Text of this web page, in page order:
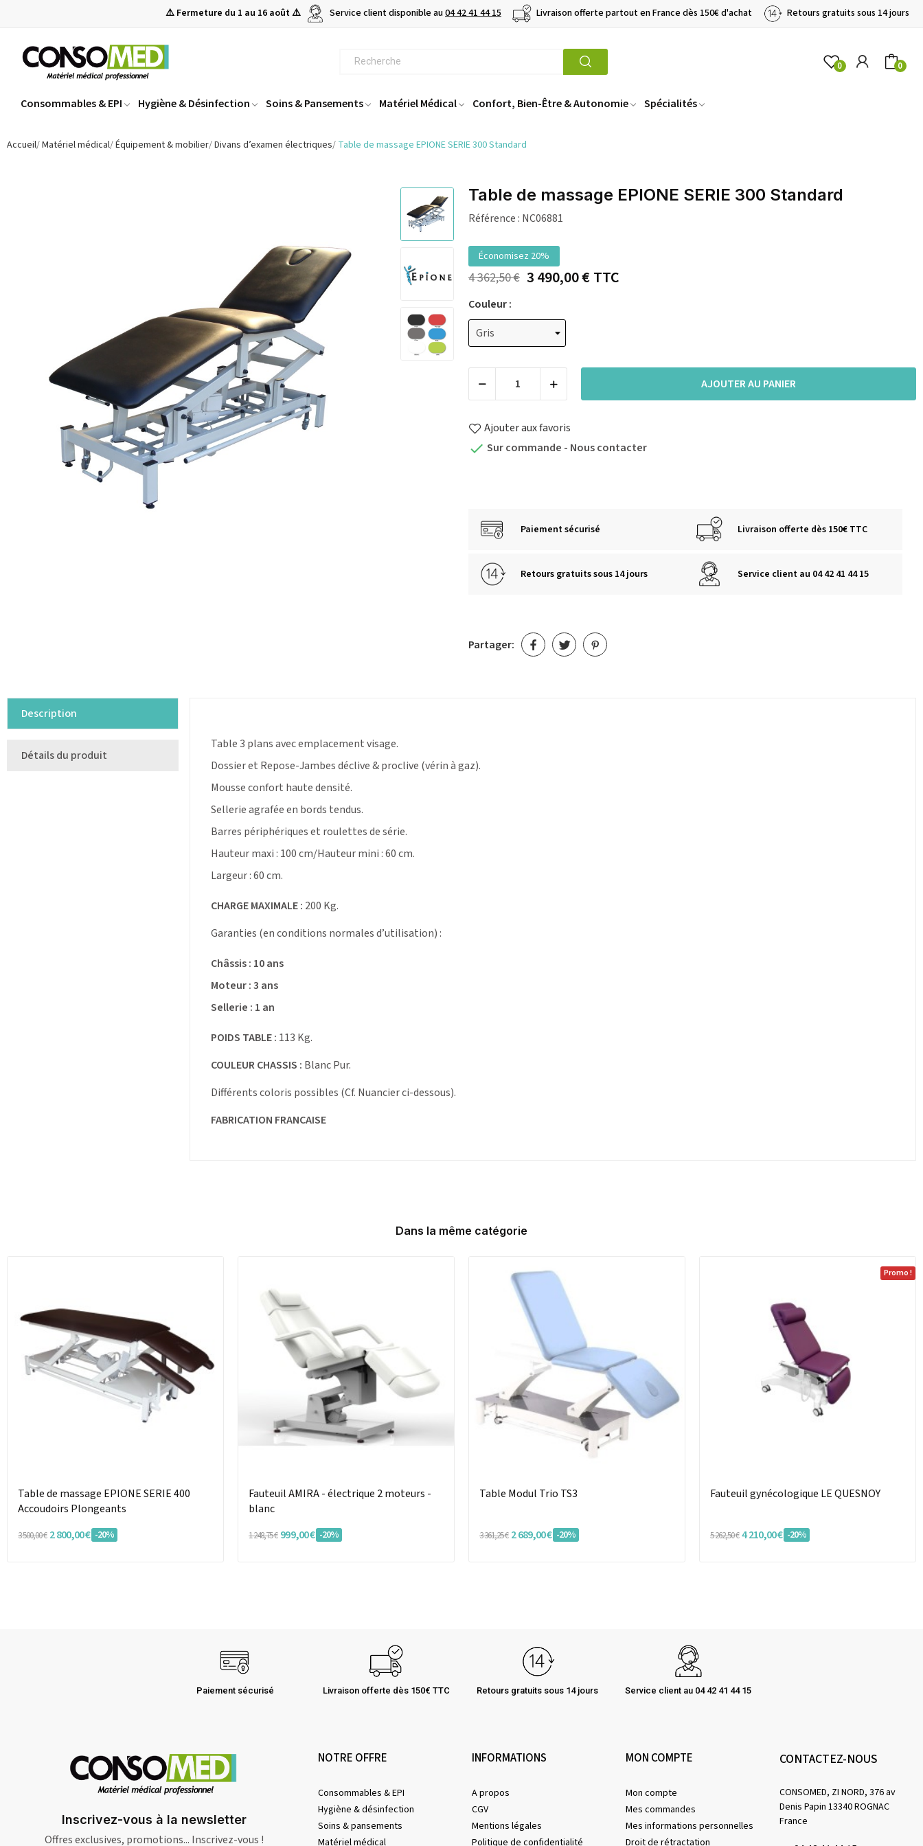
⚠️ Fermeture du 1 au 16 août ⚠️ Service client disponible au04 42 41 44 15 Livraison offerte partout en France dès 150€ d'achat Retours gratuits sous 14 jours
0 0
Consommables & EPI Hygiène & Désinfection Soins & Pansements Matériel Médical Confort, Bien-Être & Autonomie Spécialités
Accueil Matériel médical Équipement & mobilier Divans d’examen électriques Table de massage EPIONE SERIE 300 Standard
Table de massage EPIONE SERIE 300 Standard
Référence : NC06881
Économisez 20%
4 362,50 € 3 490,00 €TTC
Couleur :
AJOUTER AU PANIER
Ajouter aux favoris
 Sur commande - Nous contacter
Paiement sécurisé Livraison offerte dès 150€ TTC
Retours gratuits sous 14 jours Service client au 04 42 41 44 15
Partager:
Description
Détails du produit
Table 3 plans avec emplacement visage.
Dossier et Repose-Jambes déclive & proclive (vérin à gaz).
Mousse confort haute densité.
Sellerie agrafée en bords tendus.
Barres périphériques et roulettes de série.
Hauteur maxi : 100 cm/Hauteur mini : 60 cm.
Largeur : 60 cm.
CHARGE MAXIMALE : 200 Kg.
Garanties (en conditions normales d’utilisation) :
Châssis : 10 ans
Moteur : 3 ans
Sellerie : 1 an
POIDS TABLE : 113 Kg.
COULEUR CHASSIS : Blanc Pur.
Différents coloris possibles (Cf. Nuancier ci-dessous).
FABRICATION FRANCAISE
Dans la même catégorie
Table de massage EPIONE SERIE 400
Accoudoirs Plongeants
3 500,00 € 2 800,00 € -20%
Fauteuil AMIRA - électrique 2 moteurs -
blanc
1 248,75 € 999,00 € -20%
Table Modul Trio TS3
3 361,25 € 2 689,00 € -20%
Promo !
Fauteuil gynécologique LE QUESNOY
5 262,50 €4 210,00 € -20%
Paiement sécurisé Livraison offerte dès 150€ TTC Retours gratuits sous 14 jours Service client au 04 42 41 44 15
Inscrivez-vous à la newsletter
Offres exclusives, promotions... Inscrivez-vous !
NOTRE OFFRE
Consommables & EPI
Hygiène & désinfection
Soins & pansements
Matériel médical
INFORMATIONS
A propos
CGV
Mentions légales
Politique de confidentialité
MON COMPTE
Mon compte
Mes commandes
Mes informations personnelles
Droit de rétractation
CONTACTEZ-NOUS
CONSOMED, ZI NORD, 376 av
Denis Papin 13340 ROGNAC
France